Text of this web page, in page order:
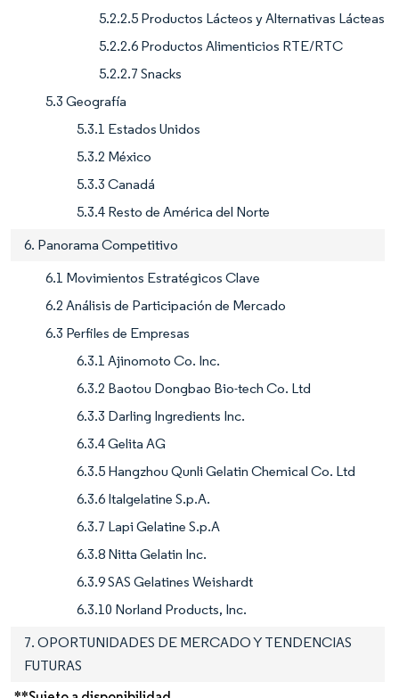
5.2.2.5 Productos Lácteos y Alternativas Lácteas
5.2.2.6 Productos Alimenticios RTE/RTC
5.2.2.7 Snacks
5.3 Geografía
5.3.1 Estados Unidos
5.3.2 México
5.3.3 Canadá
5.3.4 Resto de América del Norte
6. Panorama Competitivo
6.1 Movimientos Estratégicos Clave
6.2 Análisis de Participación de Mercado
6.3 Perfiles de Empresas
6.3.1 Ajinomoto Co. Inc.
6.3.2 Baotou Dongbao Bio-tech Co. Ltd
6.3.3 Darling Ingredients Inc.
6.3.4 Gelita AG
6.3.5 Hangzhou Qunli Gelatin Chemical Co. Ltd
6.3.6 Italgelatine S.p.A.
6.3.7 Lapi Gelatine S.p.A
6.3.8 Nitta Gelatin Inc.
6.3.9 SAS Gelatines Weishardt
6.3.10 Norland Products, Inc.
7. OPORTUNIDADES DE MERCADO Y TENDENCIAS
FUTURAS